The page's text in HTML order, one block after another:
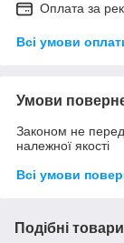
Оплата за
Всі умови
Умови
Законом не
належної якості
Всі умови
Подібні